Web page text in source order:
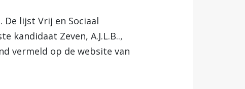
De lijst Vrij en Sociaal
kandidaat Zeven, A.J.L.B..,
vermeld op de website van